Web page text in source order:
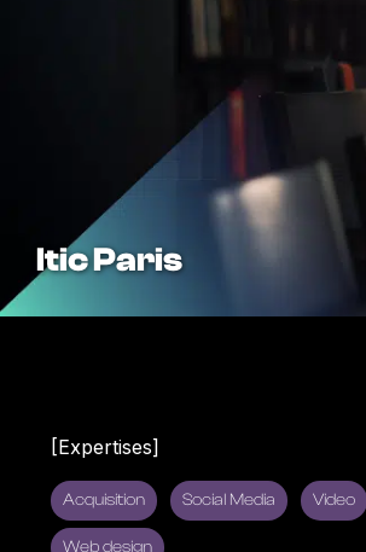
Itic Paris
[Expertises]
Acquisition Social Media Video
Web design